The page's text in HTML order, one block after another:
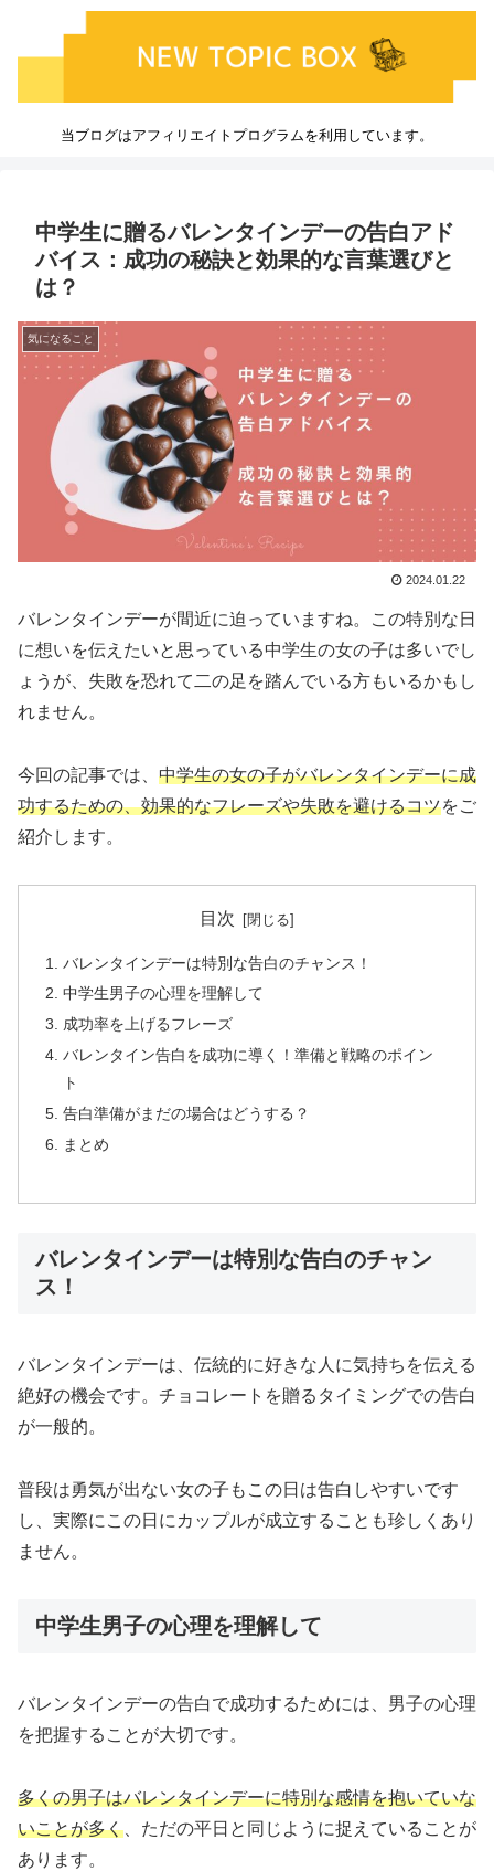
当ブログはアフィリエイトプログラムを利用しています。
中学生に贈るバレンタインデーの告白アド
バイス：成功の秘訣と効果的な言葉選びと
は？
気になること
2024.01.22
バレンタインデーが間近に迫っていますね。この特別な日
に想いを伝えたいと思っている中学生の女の子は多いでし
ょうが、失敗を恐れて二の足を踏んでいる方もいるかもし
れません。
今回の記事では、 中学生の女の子がバレンタインデーに成
功するための、効果的なフレーズや失敗を避けるコツをご
紹介します。
目次
バレンタインデーは特別な告白のチャンス！
中学生男子の心理を理解して
成功率を上げるフレーズ
バレンタイン告白を成功に導く！準備と戦略のポイン
ト
告白準備がまだの場合はどうする？
まとめ
バレンタインデーは特別な告白のチャン
ス！
バレンタインデーは、伝統的に好きな人に気持ちを伝える
絶好の機会です。チョコレートを贈るタイミングでの告白
が一般的。
普段は勇気が出ない女の子もこの日は告白しやすいです
し、実際にこの日にカップルが成立することも珍しくあり
ません。
中学生男子の心理を理解して
バレンタインデーの告白で成功するためには、男子の心理
を把握することが大切です。
多くの男子はバレンタインデーに特別な感情を抱いていな
いことが多く 、ただの平日と同じように捉えていることが
あります。